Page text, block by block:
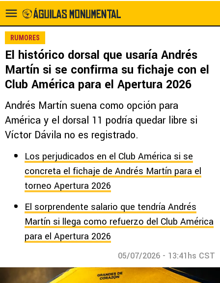
RUMORES
El histórico dorsal que usaría Andrés
Martín si se confirma su fichaje con el
Club América para el Apertura 2026
Andrés Martín suena como opción para
América y el dorsal 11 podría quedar libre si
Víctor Dávila no es registrado.
Los perjudicados en el Club América si se
concreta el fichaje de Andrés Martín para el
torneo Apertura 2026
El sorprendente salario que tendría Andrés
Martín si llega como refuerzo del Club América
para el Apertura 2026
05/07/2026 - 13:41hs CST